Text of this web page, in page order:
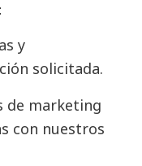
y
solicitada.
de marketing
con nuestros